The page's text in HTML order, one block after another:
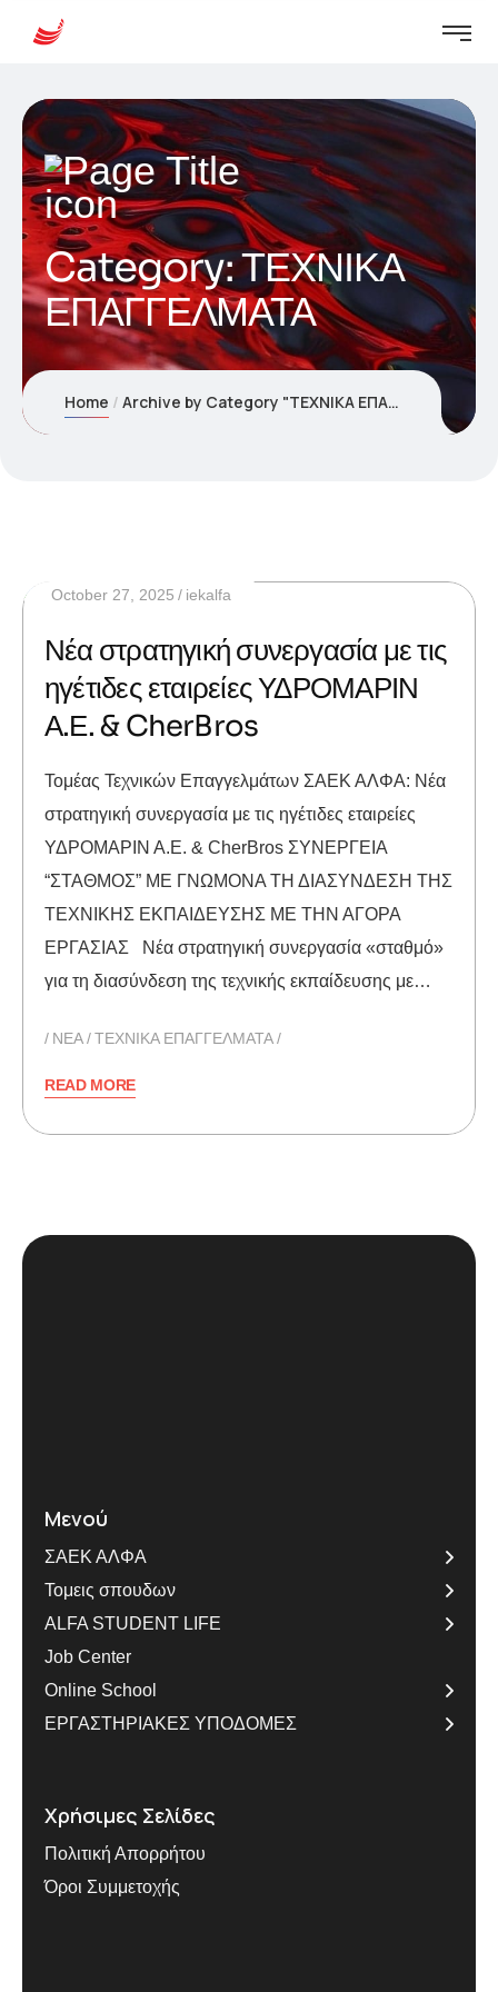
Category:ΤΕΧΝΙΚΑ
ΕΠΑΓΓΕΛΜΑΤΑ
Home Archive by Category "ΤΕΧΝΙΚΑ ΕΠΑΓΓΕΛΜΑΤΑ"
October 27, 2025 iekalfa
Νέα στρατηγική συνεργασία με τις
ηγέτιδες εταιρείες ΥΔΡΟΜΑΡΙΝ
Α.Ε. & CherBros
Τομέας Τεχνικών Επαγγελμάτων ΣΑΕΚ ΑΛΦΑ: Νέα
στρατηγική συνεργασία με τις ηγέτιδες εταιρείες
ΥΔΡΟΜΑΡΙΝ Α.Ε. & CherBros ΣΥΝΕΡΓΕΙΑ
“ΣΤΑΘΜΟΣ” ΜΕ ΓΝΩΜΟΝΑ ΤΗ ΔΙΑΣΥΝΔΕΣΗ ΤΗΣ
ΤΕΧΝΙΚΗΣ ΕΚΠΑΙΔΕΥΣΗΣ ΜΕ ΤΗΝ ΑΓΟΡΑ
ΕΡΓΑΣΙΑΣ Νέα στρατηγική συνεργασία «σταθμό»
για τη διασύνδεση της τεχνικής εκπαίδευσης με…
NEA ΤΕΧΝΙΚΑ ΕΠΑΓΓΕΛΜΑΤΑ
READ MORE
Μενού
ΣΑΕΚ ΑΛΦΑ
Τομεις σπουδων
ALFA STUDENT LIFE
Job Center
Online School
ΕΡΓΑΣΤΗΡΙΑΚΕΣ ΥΠΟΔΟΜΕΣ
Χρήσιμες Σελίδες
Πολιτική Απορρήτου
Όροι Συμμετοχής